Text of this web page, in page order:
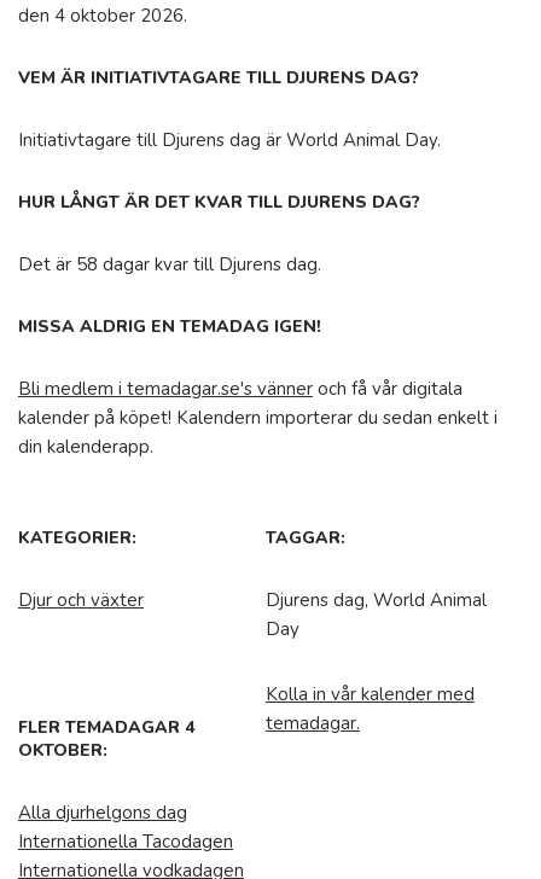
den 4 oktober 2026.
VEM ÄR INITIATIVTAGARE TILL DJURENS DAG?
Initiativtagare till Djurens dag är World Animal Day.
HUR LÅNGT ÄR DET KVAR TILL DJURENS DAG?
Det är 58 dagar kvar till Djurens dag.
MISSA ALDRIG EN TEMADAG IGEN!
Bli medlem i temadagar.se's vänner och få vår digitala
kalender på köpet! Kalendern importerar du sedan enkelt i
din kalenderapp.
KATEGORIER:
Djur och växter
TAGGAR:
Djurens dag, World Animal
Day
FLER TEMADAGAR 4
OKTOBER:
Alla djurhelgons dag
Internationella Tacodagen
Internationella vodkadagen
Kolla in vår kalender med
temadagar.